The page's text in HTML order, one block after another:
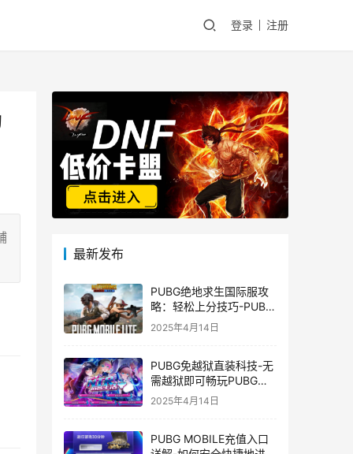
登录 注册
最新发布
PUBG绝地求生国际服攻
略：轻松上分技巧-PUBG
绝地求生国际服新手入门
2025年4月14日
PUBG免越狱直装科技-无
需越狱即可畅玩PUBG的
安装技巧
2025年4月14日
PUBG MOBILE充值入口